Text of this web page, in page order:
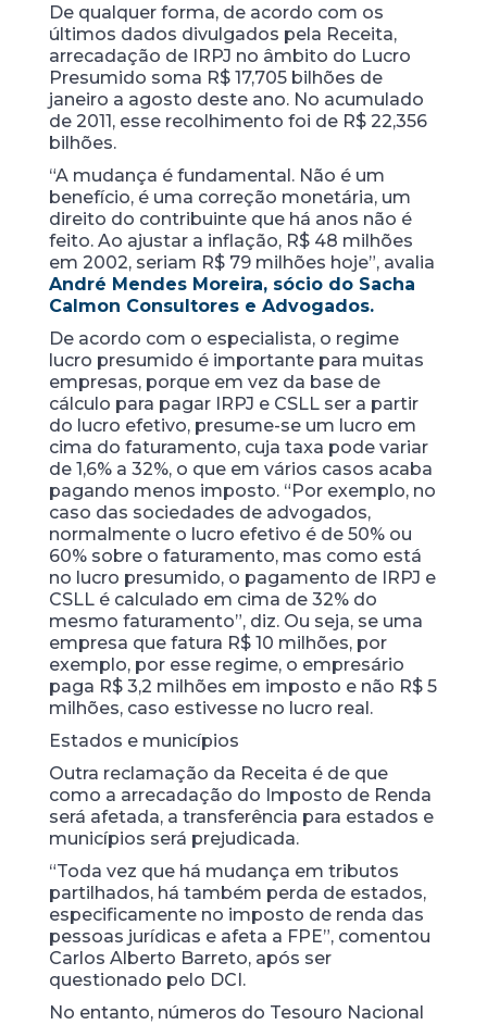
De qualquer forma, de acordo com os
últimos dados divulgados pela Receita,
arrecadação de IRPJ no âmbito do Lucro
Presumido soma R$ 17,705 bilhões de
janeiro a agosto deste ano. No acumulado
de 2011, esse recolhimento foi de R$ 22,356
bilhões.
“A mudança é fundamental. Não é um
benefício, é uma correção monetária, um
direito do contribuinte que há anos não é
feito. Ao ajustar a inflação, R$ 48 milhões
em 2002, seriam R$ 79 milhões hoje”, avalia
André Mendes Moreira, sócio do Sacha
Calmon Consultores e Advogados.
De acordo com o especialista, o regime
lucro presumido é importante para muitas
empresas, porque em vez da base de
cálculo para pagar IRPJ e CSLL ser a partir
do lucro efetivo, presume-se um lucro em
cima do faturamento, cuja taxa pode variar
de 1,6% a 32%, o que em vários casos acaba
pagando menos imposto. “Por exemplo, no
caso das sociedades de advogados,
normalmente o lucro efetivo é de 50% ou
60% sobre o faturamento, mas como está
no lucro presumido, o pagamento de IRPJ e
CSLL é calculado em cima de 32% do
mesmo faturamento”, diz. Ou seja, se uma
empresa que fatura R$ 10 milhões, por
exemplo, por esse regime, o empresário
paga R$ 3,2 milhões em imposto e não R$ 5
milhões, caso estivesse no lucro real.
Estados e municípios
Outra reclamação da Receita é de que
como a arrecadação do Imposto de Renda
será afetada, a transferência para estados e
municípios será prejudicada.
“Toda vez que há mudança em tributos
partilhados, há também perda de estados,
especificamente no imposto de renda das
pessoas jurídicas e afeta a FPE”, comentou
Carlos Alberto Barreto, após ser
questionado pelo DCI.
No entanto, números do Tesouro Nacional